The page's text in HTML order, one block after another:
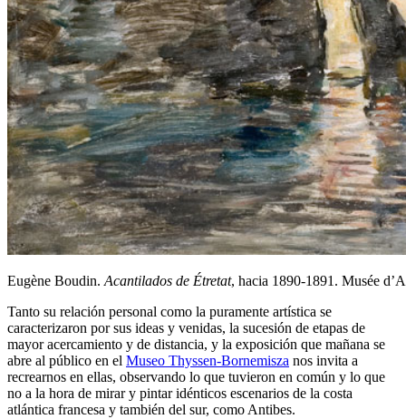
Eugène Boudin. Acantilados de Étretat, hacia 1890-1891. Musée
Tanto su relación personal como la puramente artística se
caracterizaron por sus ideas y venidas, la sucesión de etapas de
mayor acercamiento y de distancia, y la exposición que mañana se
abre al público en el Museo Thyssen-Bornemisza nos invita a
recrearnos en ellas, observando lo que tuvieron en común y lo que
no a la hora de mirar y pintar idénticos escenarios de la costa
atlántica francesa y también del sur, como Antibes.